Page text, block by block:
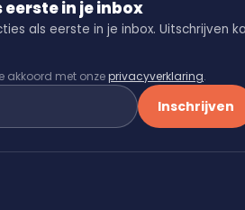
in je inbox
als eerste in je inbox. Uitschrijven
akkoord met onzeprivacyverklaring.
Inschrijven